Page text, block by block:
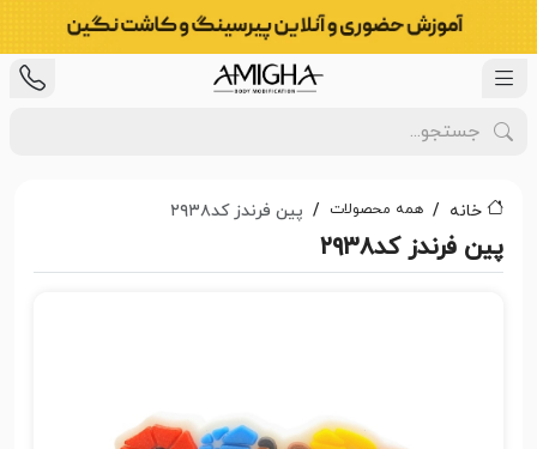
خانه همه محصولات پین فرندز کد۲۹۳۸
پین فرندز کد۲۹۳۸